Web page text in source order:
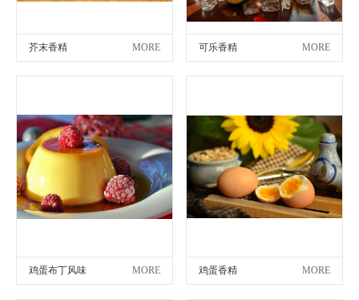
芥末香精 MORE 可乐香精 MORE
鸡蛋布丁风味 MORE 鸡蛋香精 MORE